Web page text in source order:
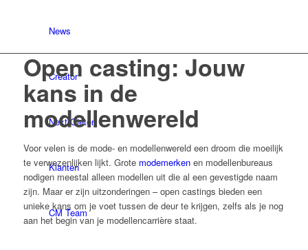
News
Creator
Next Gieten
Klanten
CM Team
Open casting: Jouw
kans in de
modellenwereld
Voor velen is de mode- en modellenwereld een droom die moeilijk
te verwezenlijken lijkt. Grote modemerkenen modellenbureaus
nodigen meestal alleen modellen uit die al een gevestigde naam
zijn. Maar er zijn uitzonderingen – open castings bieden een
unieke kans om je voet tussen de deur te krijgen, zelfs als je nog
aan het begin van je modellencarrière staat.